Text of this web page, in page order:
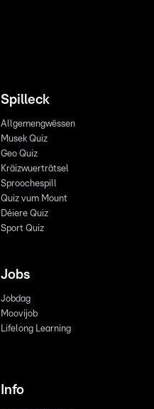
Spilleck
Allgemengwëssen
Musek Quiz
Geo Quiz
Kräizwuerträtsel
Sproochespill
Quiz vum Mount
Déiere Quiz
Sport Quiz
Jobs
Jobdag
Moovijob
Lifelong Learning
Info